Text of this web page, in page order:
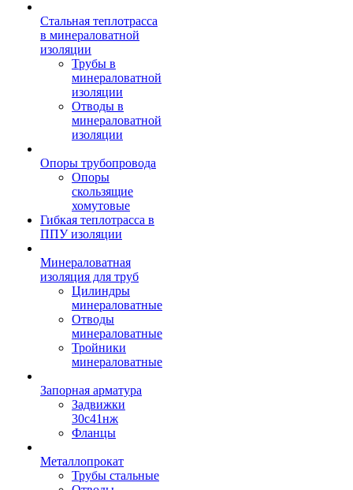
Стальная теплотрасса
в минераловатной
изоляции
Трубы в
минераловатной
изоляции
Отводы в
минераловатной
изоляции
Опоры трубопровода
Опоры
скользящие
хомутовые
Гибкая теплотрасса в
ППУ изоляции
Минераловатная
изоляция для труб
Цилиндры
минераловатные
Отводы
минераловатные
Тройники
минераловатные
Запорная арматура
Задвижки
30с41нж
Фланцы
Металлопрокат
Трубы стальные